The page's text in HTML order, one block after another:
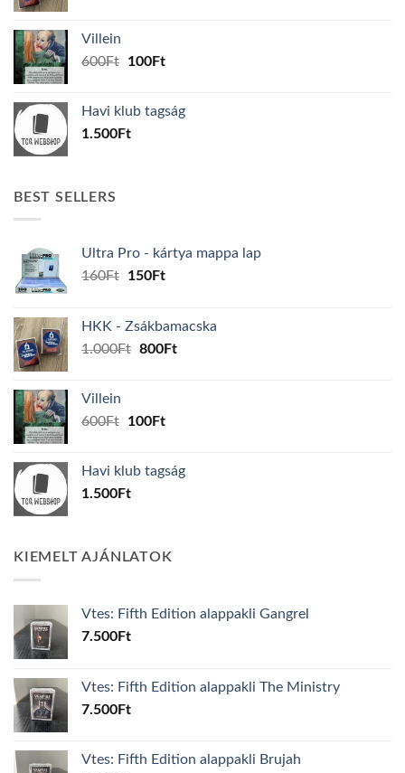
Villein
600Ft
Original
600Ft.
100FtCurrent
100Ft.
Havi klub tagság
1.500Ft
BEST SELLERS
Ultra Pro - kártya mappa lap
160Ft
Original
160Ft.
150FtCurrent
150Ft.
HKK - Zsákbamacska
1.000Ft Original
800FtCurrent
Villein
600Ft
Original
600Ft.
100FtCurrent
100Ft.
Havi klub tagság
1.500Ft
KIEMELT AJÁNLATOK
Vtes: Fifth Edition alappakli Gangrel
7.500Ft
Vtes: Fifth Edition alappakli The Ministry
7.500Ft
Vtes: Fifth Edition alappakli Brujah